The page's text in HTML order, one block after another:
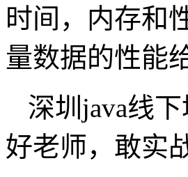
时间，内存和
量数据的性能
深圳java线
好老师，敢实